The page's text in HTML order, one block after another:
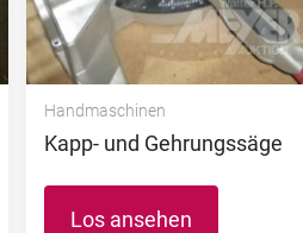
Handmaschinen
Kapp- und Gehrungssäge
Los ansehen